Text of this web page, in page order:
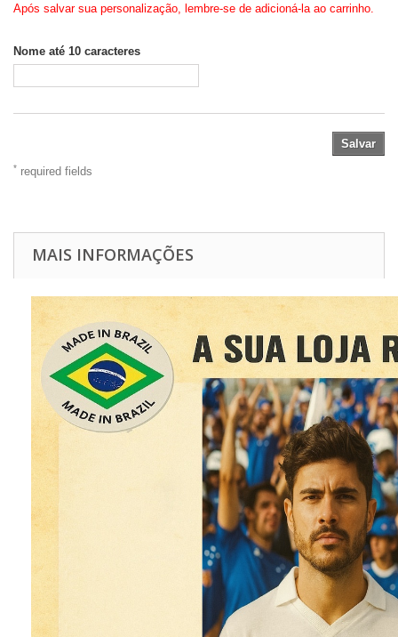
Após salvar sua personalização, lembre-se de adicioná-la ao carrinho.
Nome até 10 caracteres
Salvar
* required fields
MAIS INFORMAÇÕES